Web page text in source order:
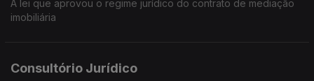
A lei que aprovou o regime jurídico do contrato de mediação
imobiliária
Consultório Jurídico